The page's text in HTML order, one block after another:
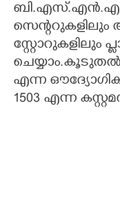
ബി.എസ്.എൻ.എൽ
സെന്ററുകളിലും
സ്റ്റോറുകളിലും
ചെയ്യാം.കൂടുതൽ
എന്ന ഔദ്യോഗിക
1503 എന്ന